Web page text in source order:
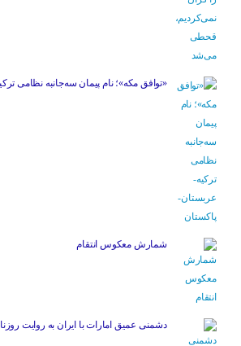
«توافق مکه»؛ نام پیمان سه‌جانبه نظامی
شمارش معکوس انتقام
دشمنی عمیق امارات با ایران به روایت